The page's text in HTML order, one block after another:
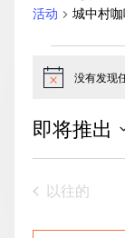
活动 城中村
动
通
没有发现
即将推出
日
以往的活动